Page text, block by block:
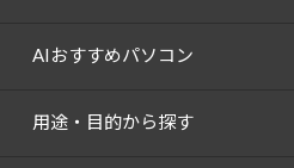
AIおすすめパソコン
用途・目的から探す